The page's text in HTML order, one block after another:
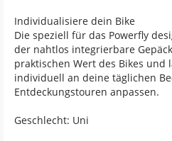
Individualisiere dein Bike
Die speziell für das Powerfly
der nahtlos integrierbare
praktischen Wert des Bikes und
individuell an deine täglichen
Entdeckungstouren anpassen.
Geschlecht: Uni